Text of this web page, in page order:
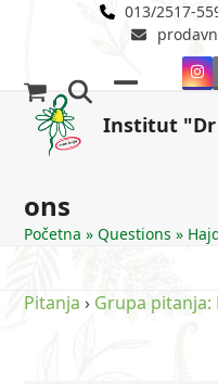
013/2517-
Institut "Dr
mobile
mobile
ons
Početna »Questions »
Pitanja › Grupa